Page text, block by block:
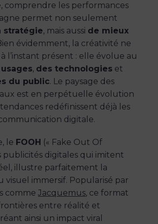
comprendre les performances
permet non seulement
stratégie, mais aussi de mieux
évidemment, la créativité ne
l’instant présent : elle évolue au
usages, des technologies et
du public. Le paysage des
est en perpétuelle évolution
redéfinissent déjà les
digitale.
le FOOH (« Fake Out Of
publicités digitales qui imitent
illustre parfaitement la
visuel immersif. Popularisé par
commeJacquemus, ce format
entre réalité et
ainsi un impact viral